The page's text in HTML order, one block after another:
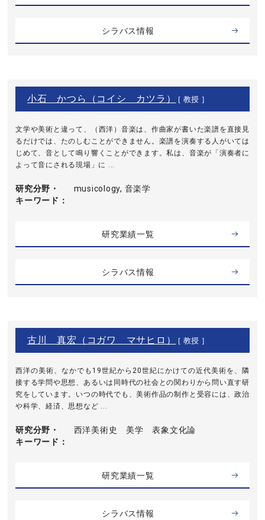
シラバス情報
小石 かつら（コイシ カツラ） [ 教授 ]
文学や美術と違って、（西洋）音楽は、作曲家が書いた楽譜を直接見
るだけでは、たのしむことができません。楽譜を演奏する人がいては
じめて、音として鳴り響くことができます。私は、音楽が「演奏者に
よって音にされる現場」に ...
研究分野・
キーワード
musicology, 音楽学
研究業績一覧
シラバス情報
古川 真宏（コガワ マサヒロ） [ 教授 ]
西洋の美術、なかでも19世紀から20世紀にかけての近代美術を、隣
接する学問や思想、あるいは同時代の社会との関わりから問い直す研
究をしています。いつの時代でも、美術作品の制作と受容には、政治
や科学、経済、思想など ...
研究分野・
キーワード
西洋美術史 美学 表象文化論
研究業績一覧
シラバス情報